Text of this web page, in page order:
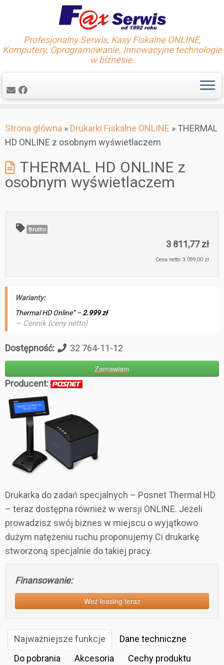
to
content
Profesjonalny Serwis, Kasy Fiskalne ONLINE,
Komputery, Oprogramowanie, Innowacyjne technologie
w biznesie.
Strona główna » Drukarki Fiskalne ONLINE » THERMAL
HD ONLINE z osobnym wyświetlaczem
THERMAL HD ONLINE z
osobnym wyświetlaczem
Brutto
3 811,77 zł
Cena netto: 3.099,00 zł
Warianty:
Thermal HD Online” –2.999 zł
Cennik (ceny netto)
Dostępność: 32 764-11-12
Zamawiam
Producent:
Drukarka do zadań specjalnych – Posnet Thermal HD
– teraz dostępna również w wersji ONLINE. Jeżeli
prowadzisz swój biznes w miejscu o wyjątkowo
dużym natężeniu ruchu proponujemy Ci drukarkę
stworzoną specjalnie do takiej pracy.
Finansowanie:
Weź leasing teraz
Najważniejsze funkcje
Dane techniczne
Do pobrania
Akcesoria Cechy produktu